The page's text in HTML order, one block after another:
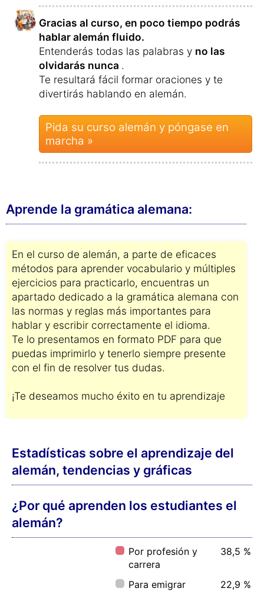
Gracias al curso, en poco tiempo podrás
hablar alemán fluido.
Entenderás todas las palabras y no las
olvidarás nunca .
Te resultará fácil formar oraciones y te
divertirás hablando en alemán.
Pida su curso alemán y póngase en
marcha »
Aprende la gramática alemana:
En el curso de alemán, a parte de eficaces
métodos para aprender vocabulario y múltiples
ejercicios para practicarlo, encuentras un
apartado dedicado a la gramática alemana con
las normas y reglas más importantes para
hablar y escribir correctamente el idioma.
Te lo presentamos en formato PDF para que
puedas imprimirlo y tenerlo siempre presente
con el fin de resolver tus dudas.
¡Te deseamos mucho éxito en tu aprendizaje
Estadísticas sobre el aprendizaje del
alemán, tendencias y gráficas
¿Por qué aprenden los estudiantes el
alemán?
Por profesión y
carrera
38,5 %
Para emigrar
22,9 %